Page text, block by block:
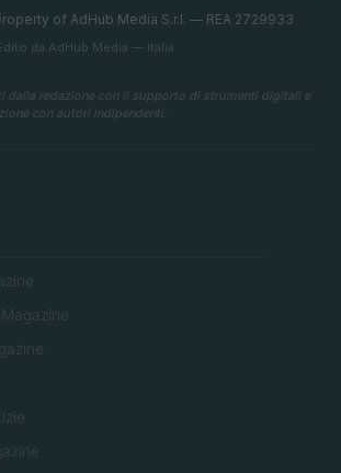
of AdHub Media S.r.l. — REA 2729933
da AdHub Media — Italia
dalla redazione con il supporto di strumenti digitali e
con autori indipendenti.